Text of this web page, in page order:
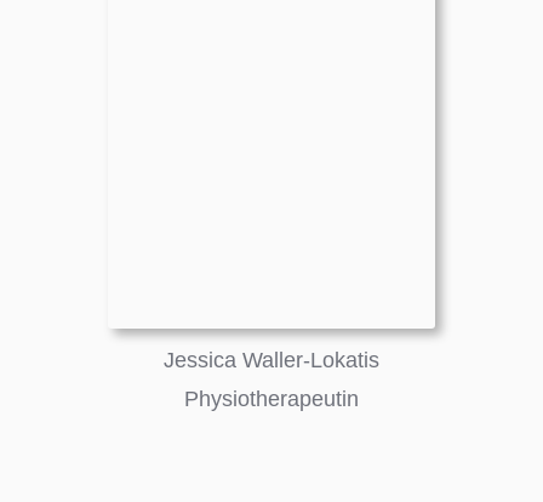
Jessica Waller-Lokatis
Physiotherapeutin